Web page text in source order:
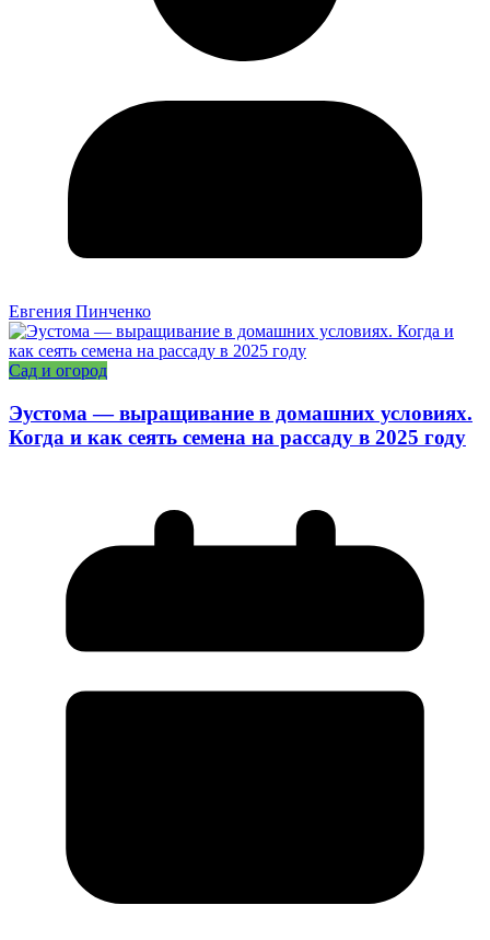
Евгения Пинченко
Сад и огород
Эустома — выращивание в домашних условиях.
Когда и как сеять семена на рассаду в 2025 году